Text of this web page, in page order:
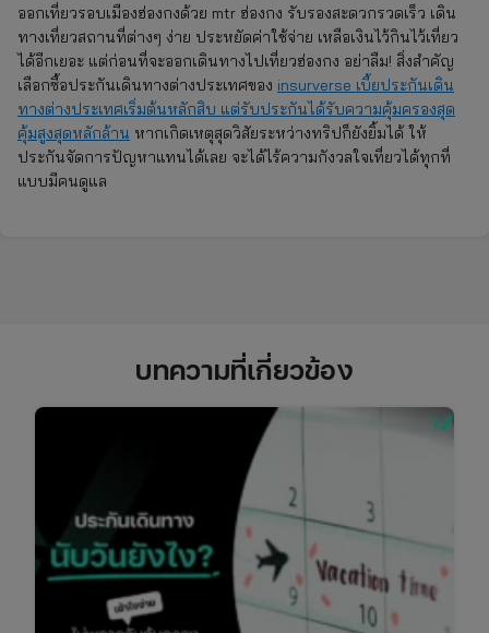
ออกเที่ยวรอบเมืองฮ่องกงด้วย mtr ฮ่องกง รับรองสะดวกรวดเร็ว เดิน
ทางเที่ยวสถานที่ต่างๆ ง่าย ประหยัดค่าใช้จ่าย เหลือเงินไว้กินไว้เที่ยว
ได้อีกเยอะ แต่ก่อนที่จะออกเดินทางไปเที่ยวฮ่องกง อย่าลืม! สิ่งสำคัญ
เลือกซื้อประกันเดินทางต่างประเทศของ insurverse เบี้ยประกันเดิน
ทางต่างประเทศเริ่มต้นหลักสิบ แต่รับประกันได้รับความคุ้มครองสุด
คุ้มสูงสุดหลักล้าน หากเกิดเหตุสุดวิสัยระหว่างทริปก็ยังยิ้มได้ ให้
ประกันจัดการปัญหาแทนได้เลย จะได้ไร้ความกังวลใจเที่ยวได้ทุกที่
แบบมีคนดูแล
บทความที่เกี่ยวข้อง